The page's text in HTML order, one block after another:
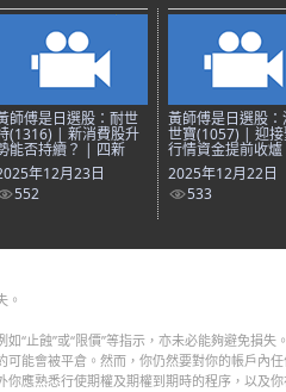
師傅是日選股：耐世
(1316) | 新消費股升
能否持續？ | 四新
年12月23日
552
黃師傅是日選股：
世寶(1057) | 迎
行情資金提前收爐
2025年12月22日
533
。
“止蝕”或“限價”等指示，亦未必能夠避免損失
能會被平倉。然而，你仍然要對你的帳戶內
應熟悉行使期權及期權到期時的程序，以及